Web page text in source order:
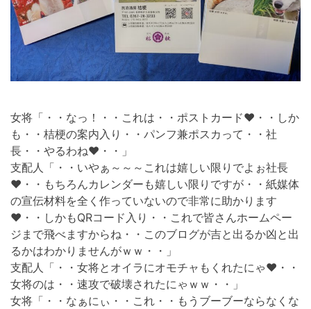
女将「・・なっ！・・これは・・ポストカード❤・・しか
も・・桔梗の案内入り・・パンフ兼ポスカって・・社
長・・やるわね❤・・」
支配人「・・いやぁ～～～これは嬉しい限りでよぉ社長
❤・・もちろんカレンダーも嬉しい限りですが・・紙媒体
の宣伝材料を全く作っていないので非常に助かります
❤・・しかもQRコード入り・・これで皆さんホームペー
ジまで飛べますからね・・このブログが吉と出るか凶と出
るかはわかりませんがｗｗ・・」
支配人「・・女将とオイラにオモチャもくれたにゃ❤・・
女将のは・・速攻で破壊されたにゃｗｗ・・」
女将「・・なぁにぃ・・これ・・もうブーブーならなくな